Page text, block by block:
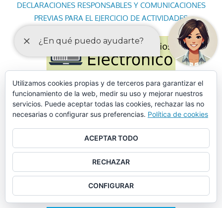
DECLARACIONES RESPONSABLES Y COMUNICACIONES
PREVIAS PARA EL EJERCICIO DE ACTIVIDADES
Utilizamos cookies propias y de terceros para garantizar el
funcionamiento de la web, medir su uso y mejorar nuestros
servicios. Puede aceptar todas las cookies, rechazar las no
necesarias o configurar sus preferencias. Política de cookies
ACEPTAR TODO
RECHAZAR
CONFIGURAR